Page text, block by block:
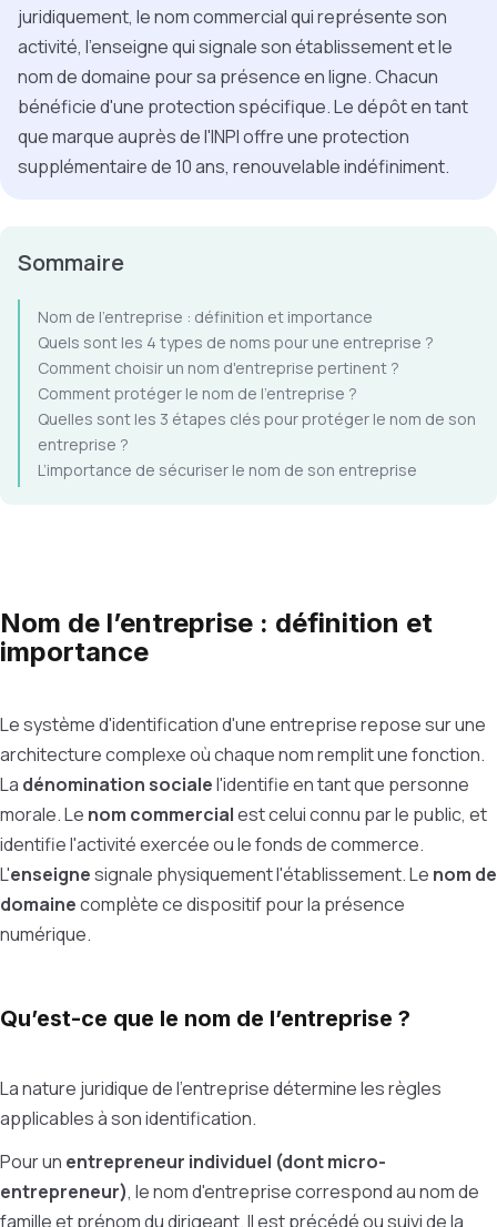
juridiquement, le nom commercial qui représente son
activité, l'enseigne qui signale son établissement et le
nom de domaine pour sa présence en ligne. Chacun
bénéficie d'une protection spécifique. Le dépôt en tant
que marque auprès de l'INPI offre une protection
supplémentaire de 10 ans, renouvelable indéfiniment.
Sommaire
Nom de l’entreprise : définition et importance
Quels sont les 4 types de noms pour une entreprise ?
Comment choisir un nom d'entreprise pertinent ?
Comment protéger le nom de l’entreprise ?
Quelles sont les 3 étapes clés pour protéger le nom de son
entreprise ?
L’importance de sécuriser le nom de son entreprise
Nom de l’entreprise : définition et
importance
Le système d'identification d'une entreprise repose sur une
architecture complexe où chaque nom remplit une fonction.
La dénomination socialel'identifie en tant que personne
morale. Le nom commercialest celui connu par le public, et
identifie l'activité exercée ou le fonds de commerce.
L'enseignesignale physiquement l'établissement. Le nom de
domainecomplète ce dispositif pour la présence
numérique.
Qu’est-ce que le nom de l’entreprise ?
La nature juridique de l'entreprise détermine les règles
applicables à son identification.
Pour un entrepreneur individuel (dont micro-
entrepreneur), le nom d'entreprise correspond au nom de
famille et prénom du dirigeant. Il est précédé ou suivi de la